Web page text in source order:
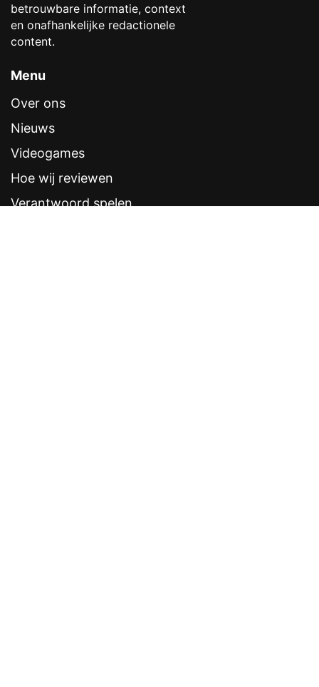
betrouwbare informatie, context
en onafhankelijke redactionele
content.
Menu
Over ons
Nieuws
Videogames
Hoe wij reviewen
Verantwoord spelen